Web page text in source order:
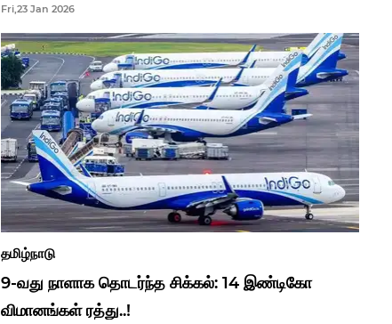
Fri,23 Jan 2026
தமிழ்நாடு
9-வது நாளாக தொடர்ந்த சிக்கல்: 14 இண்டிகோ
விமானங்கள் ரத்து..!